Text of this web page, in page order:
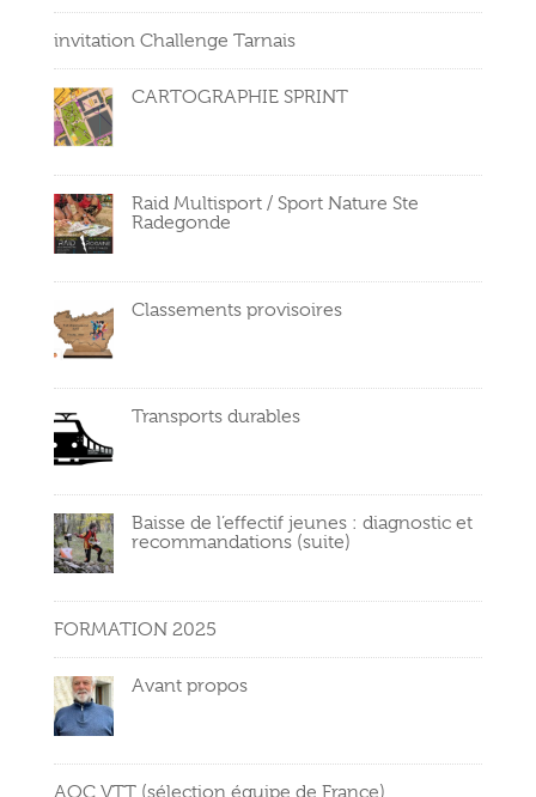
invitation Challenge Tarnais
CARTOGRAPHIE SPRINT
Raid Multisport / Sport Nature Ste
Radegonde
Classements provisoires
Transports durables
Baisse de l’effectif jeunes : diagnostic et
recommandations (suite)
FORMATION 2025
Avant propos